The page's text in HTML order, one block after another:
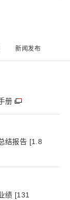
新闻发布
册
结报告 [1.8
绩 [131